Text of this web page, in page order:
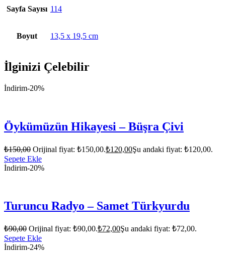
Sayfa Sayısı 114
Boyut 13,5 x 19,5 cm
İlginizi Çelebilir
İndirim-20%
Öykümüzün Hikayesi – Büşra Çivi
₺150,00 Orijinal fiyat: ₺150,00.₺120,00Şu andaki fiyat: ₺120,00.
Sepete Ekle
İndirim-20%
Turuncu Radyo – Samet Türkyurdu
₺90,00 Orijinal fiyat: ₺90,00.₺72,00Şu andaki fiyat: ₺72,00.
Sepete Ekle
İndirim-24%